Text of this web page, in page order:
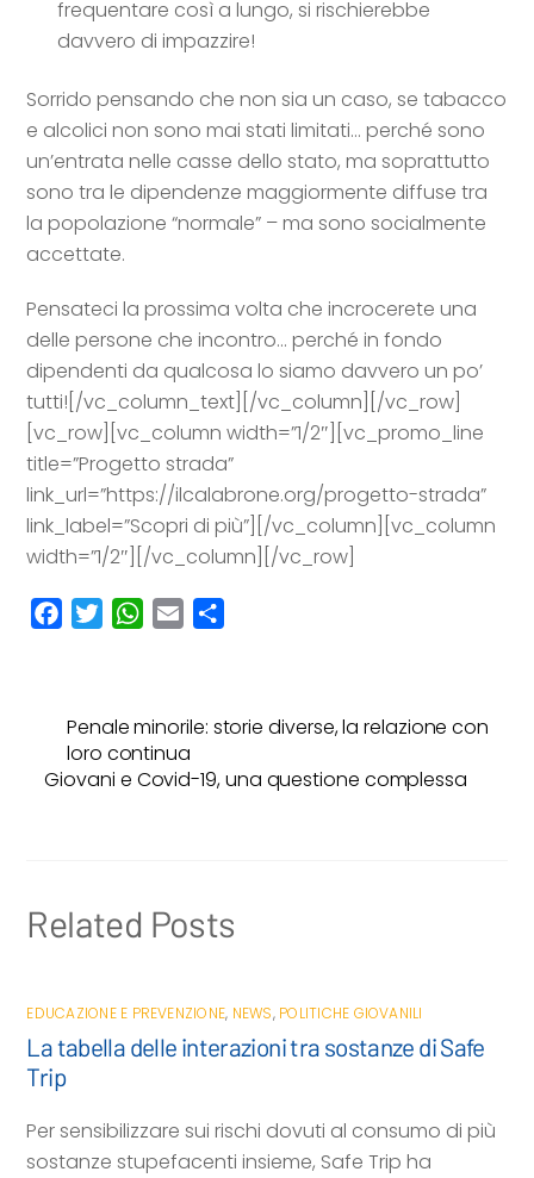
frequentare così a lungo, si rischierebbe
davvero di impazzire!
Sorrido pensando che non sia un caso, se tabacco
e alcolici non sono mai stati limitati… perché sono
un’entrata nelle casse dello stato, ma soprattutto
sono tra le dipendenze maggiormente diffuse tra
la popolazione “normale” – ma sono socialmente
accettate.
Pensateci la prossima volta che incrocerete una
delle persone che incontro… perché in fondo
dipendenti da qualcosa lo siamo davvero un po’
tutti! [/vc_column_text][/vc_column][/vc_row]
[vc_row][vc_column width=”1/2″][vc_promo_line
title=”Progetto strada”
link_url=”https://ilcalabrone.org/progetto-strada”
link_label=”Scopri di più”][/vc_column][vc_column
width=”1/2″][/vc_column][/vc_row]
b
o
t
e
W
s
A
l
i
Penale minorile: storie diverse, la relazione con
loro continua
Giovani e Covid-19, una questione complessa
Related Posts
EDUCAZIONE E PREVENZIONE, NEWS, POLITICHE GIOVANILI
La tabella delle interazioni tra sostanze di Safe
Trip
Per sensibilizzare sui rischi dovuti al consumo di più
sostanze stupefacenti insieme, Safe Trip ha